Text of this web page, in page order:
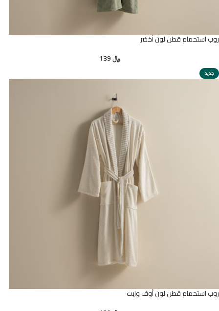
روب استحمام قطن لون أخضر
﷼
جديد
روب استحمام قطن لون أوف وايت